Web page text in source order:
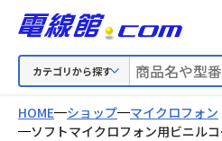
カテゴリから探す
HOME ショップ
マイクロフォン
ソフトマイクロフォン用ビニル